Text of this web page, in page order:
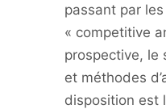
passant par
« competitive
prospective, le
et méthodes
disposition est